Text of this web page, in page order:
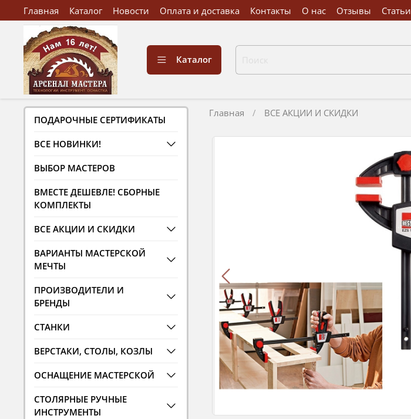
Главная Каталог Новости Оплата и доставка Контакты О нас Отзывы Статьи
Каталог
Главная ВСЕ АКЦИИ И СКИДКИ
ПОДАРОЧНЫЕ СЕРТИФИКАТЫ
ВСЕ НОВИНКИ!
ВЫБОР МАСТЕРОВ
ВМЕСТЕ ДЕШЕВЛЕ! СБОРНЫЕ
КОМПЛЕКТЫ
ВСЕ АКЦИИ И СКИДКИ
ВАРИАНТЫ МАСТЕРСКОЙ
МЕЧТЫ
ПРОИЗВОДИТЕЛИ И
БРЕНДЫ
СТАНКИ
ВЕРСТАКИ, СТОЛЫ, КОЗЛЫ
ОСНАЩЕНИЕ МАСТЕРСКОЙ
СТОЛЯРНЫЕ РУЧНЫЕ
ИНСТРУМЕНТЫ